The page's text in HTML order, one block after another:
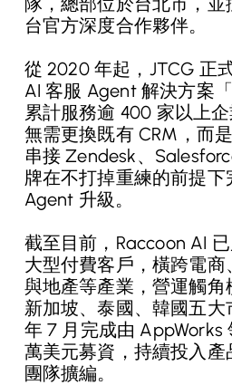
台官方深度合作夥伴。
從 2020 年起，JTCG 正
AI 客服 Agent 解決方案
累計服務逾 400 家以上
無需更換既有 CRM，而
串接 Zendesk、
牌在不打掉重練的前提下
Agent 升級。
截至目前，Raccoon AI
大型付費客戶，橫跨電商
與地產等產業，營運觸角
新加坡、泰國、韓國五
年 7 月完成由 AppWorks
萬美元募資，持續投入產
團隊擴編。